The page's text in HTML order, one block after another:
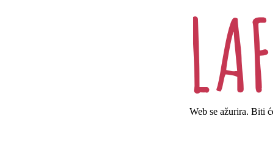
Web se ažurira. Biti